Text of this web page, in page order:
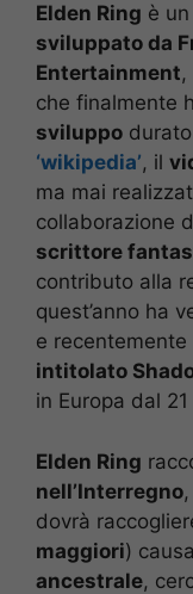
Elden Ring è un
sviluppato da
Entertainment,
che finalmente
sviluppo
‘wikipedia’, il
ma mai
collaborazione
scrittore
contributo alla
quest’anno ha
e
intitolato
in Europa dal
Elden Ring
nell’Interregno
dovrà
maggiori)
ancestrale,